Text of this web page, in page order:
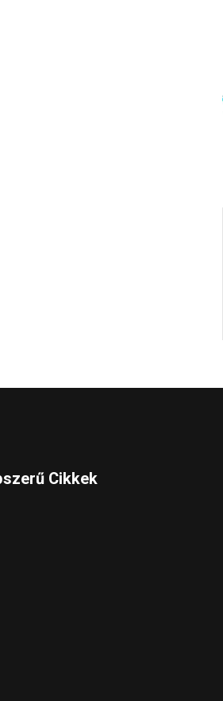
Cikkek